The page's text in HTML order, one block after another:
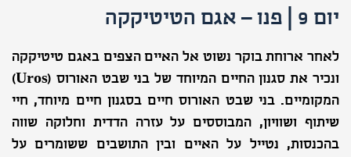
יום 9 | פנו – אגם הטיטיקקה
לאחר ארוחת בוקר נשוט אל האיים הצפים באגם טיטיקקה
ונכיר את סגנון החיים המיוחד של בני שבט האורוס (Uros
)
המקומיים. בני שבט האורוס חיים בסגנון חיים מיוחד, חיי
שיתוף ושוויון, המבוססים על עזרה הדדית וחלוקה שווה
בהכנסות, נטייל על האיים ובין התושבים ששומרים על